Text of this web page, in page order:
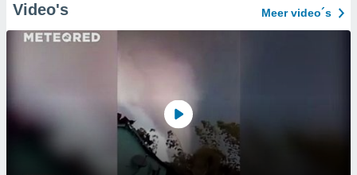
Video's Meer video´s